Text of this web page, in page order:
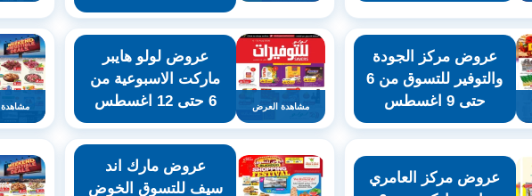
عروض مركز الجودة
والتوفير للتسوق من 6
حتى 9 اغسطس
مشاهدة العرض
عروض لولو هايبر
ماركت الاسبوعية من
6 حتى 12 اغسطس
عروض مركز العامري
عروض مارك اند
سيف للتسوق الخوض